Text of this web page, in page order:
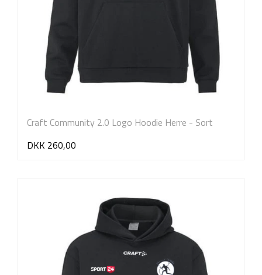
Craft Community 2.0 Logo Hoodie Herre - Sort
DKK 260,00